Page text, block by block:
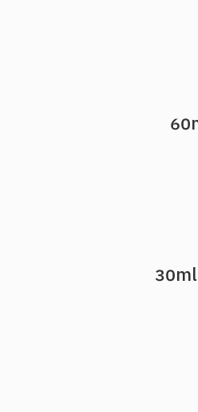
في هذا المتصفح لاستخدامها المرة